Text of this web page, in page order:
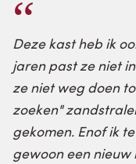
Deze kast heb ik
jaren past ze niet
ze niet weg doen
zoeken"
gekomen. Enof ik
gewoon een